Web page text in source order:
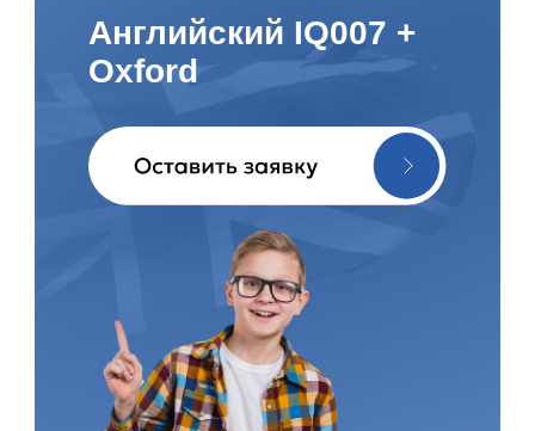
Английский IQ007 +
Oxford